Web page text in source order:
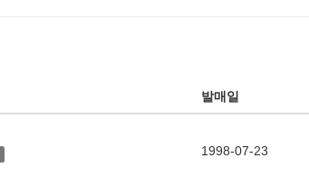
발매일
1998-07-23